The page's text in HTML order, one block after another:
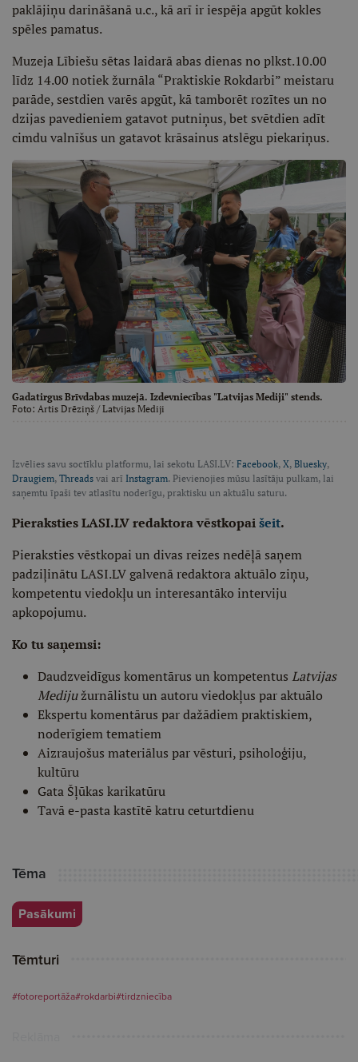
paklājiņu darināšanā u.c., kā arī ir iespēja apgūt kokles
spēles pamatus.
Muzeja Lībiešu sētas laidarā abas dienas no plkst.10.00
līdz 14.00 notiek žurnāla “Praktiskie Rokdarbi” meistaru
parāde, sestdien varēs apgūt, kā tamborēt rozītes un no
dzijas pavedieniem gatavot putniņus, bet svētdien adīt
cimdu valnīšus un gatavot krāsainus atslēgu piekariņus.
Gadatirgus Brīvdabas muzejā. Izdevniecības "Latvijas Mediji" stends.
Foto: Artis Drēziņš / Latvijas Mediji
Izvēlies savu soctīklu platformu, lai sekotu LASI.LV: Facebook, X, Bluesky,
Draugiem, Threads vai arī Instagram. Pievienojies mūsu lasītāju pulkam, lai
saņemtu īpaši tev atlasītu noderīgu, praktisku un aktuālu saturu.
Pieraksties LASI.LV redaktora vēstkopaišeit.
Pieraksties vēstkopai un divas reizes nedēļā saņem
padziļinātu LASI.LV galvenā redaktora aktuālo ziņu,
kompetentu viedokļu un interesantāko interviju
apkopojumu.
Ko tu saņemsi:
Daudzveidīgus komentārus un kompetentus Latvijas
Medijužurnālistu un autoru viedokļus par aktuālo
Ekspertu komentārus par dažādiem praktiskiem,
noderīgiem tematiem
Aizraujošus materiālus par vēsturi, psiholoģiju,
kultūru
Gata Šļūkas karikatūru
Tavā e-pasta kastītē katru ceturtdienu
Tēma
Pasākumi
Tēmturi
#fotoreportāža#rokdarbi#tirdzniecība